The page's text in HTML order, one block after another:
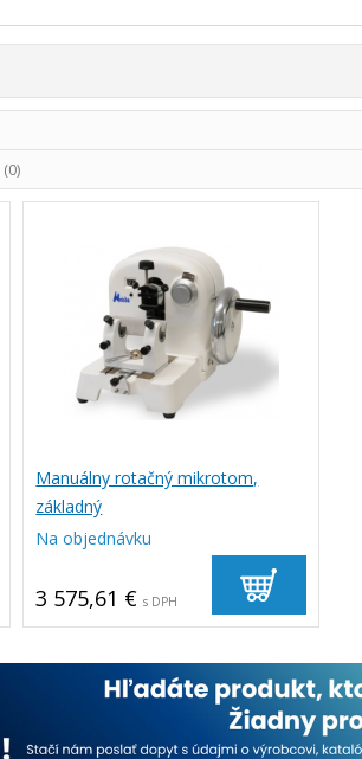
(0)
Manuálny rotačný mikrotom,
základný
Na objednávku
3 575,61 € s DPH